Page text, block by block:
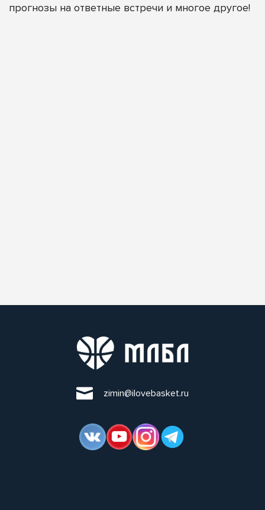
прогнозы на ответные встречи и многое другое!
zimin@ilovebasket.ru